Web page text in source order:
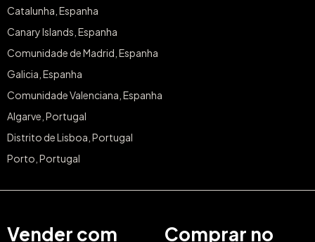
Catalunha, Espanha
Canary Islands, Espanha
Comunidade de Madrid, Espanha
Galicia, Espanha
Comunidade Valenciana, Espanha
Algarve, Portugal
Distrito de Lisboa, Portugal
Porto, Portugal
Vender com
Comprar no